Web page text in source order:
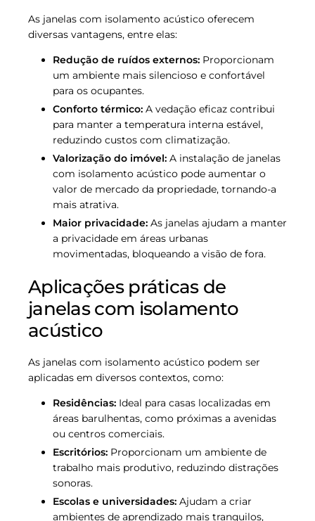
As janelas com isolamento acústico oferecem
diversas vantagens, entre elas:
Redução de ruídos externos: Proporcionam
um ambiente mais silencioso e confortável
para os ocupantes.
Conforto térmico: A vedação eficaz contribui
para manter a temperatura interna estável,
reduzindo custos com climatização.
Valorização do imóvel: A instalação de janelas
com isolamento acústico pode aumentar o
valor de mercado da propriedade, tornando-a
mais atrativa.
Maior privacidade: As janelas ajudam a manter
a privacidade em áreas urbanas
movimentadas, bloqueando a visão de fora.
Aplicações práticas de
janelas com isolamento
acústico
As janelas com isolamento acústico podem ser
aplicadas em diversos contextos, como:
Residências: Ideal para casas localizadas em
áreas barulhentas, como próximas a avenidas
ou centros comerciais.
Escritórios: Proporcionam um ambiente de
trabalho mais produtivo, reduzindo distrações
sonoras.
Escolas e universidades: Ajudam a criar
ambientes de aprendizado mais tranquilos,